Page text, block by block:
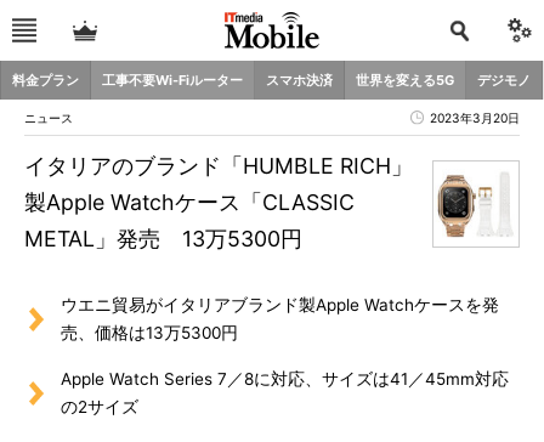
料金プラン 工事不要Wi-Fiルーター スマホ決済 世界を変える5G デジモノ
ニュース 2023年3月20日
イタリアのブランド「HUMBLE RICH」
製Apple Watchケース「CLASSIC
METAL」発売 13万5300円
ウエニ貿易がイタリアブランド製Apple Watchケースを発
売、価格は13万5300円
Apple Watch Series 7／8に対応、サイズは41／45mm対応
の2サイズ